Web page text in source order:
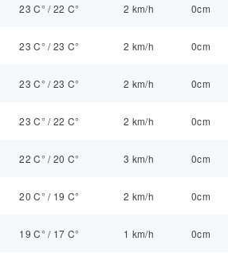
23 C° /22 C° 2 km/h 0cm
23 C° /23 C° 2 km/h 0cm
23 C° /23 C° 2 km/h 0cm
23 C° /22 C° 2 km/h 0cm
22 C° /20 C° 3 km/h 0cm
20 C° / 19 C° 2 km/h 0cm
19 C° / 17 C° 1 km/h 0cm